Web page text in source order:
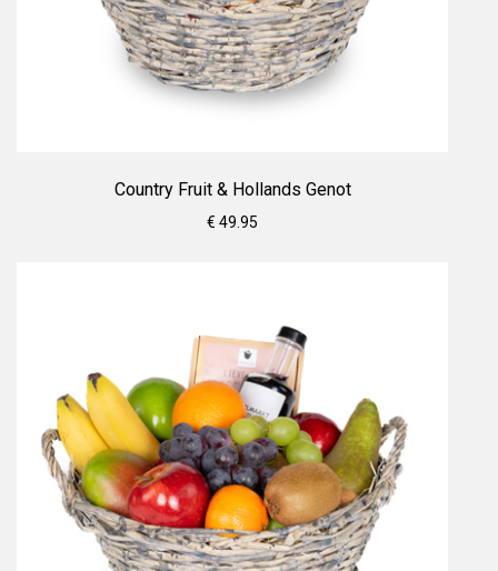
Country Fruit & Hollands Genot
€ 49.95